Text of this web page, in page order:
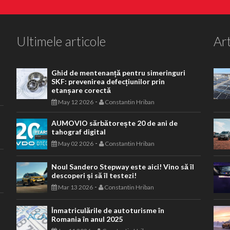
Ultimele articole
Ghid de mentenanță pentru simeringuri
SKF: prevenirea defecțiunilor prin
etanșare corectă
May 12 2026 - Constantin Hriban
AUMOVIO sărbătorește 20 de ani de
tahograf digital
May 02 2026 - Constantin Hriban
Noul Sandero Stepway este aici! Vino să îl
descoperi și să îl testezi!
Mar 13 2026 - Constantin Hriban
Înmatriculările de autoturisme în
Romania în anul 2025